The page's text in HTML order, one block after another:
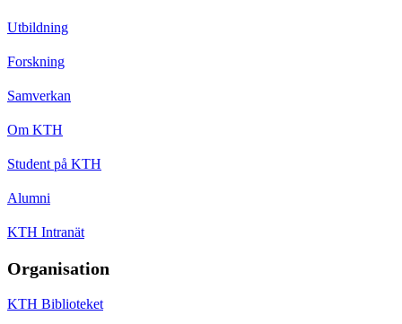
Utbildning
Forskning
Samverkan
Om KTH
Student på KTH
Alumni
KTH Intranät
Organisation
KTH Biblioteket